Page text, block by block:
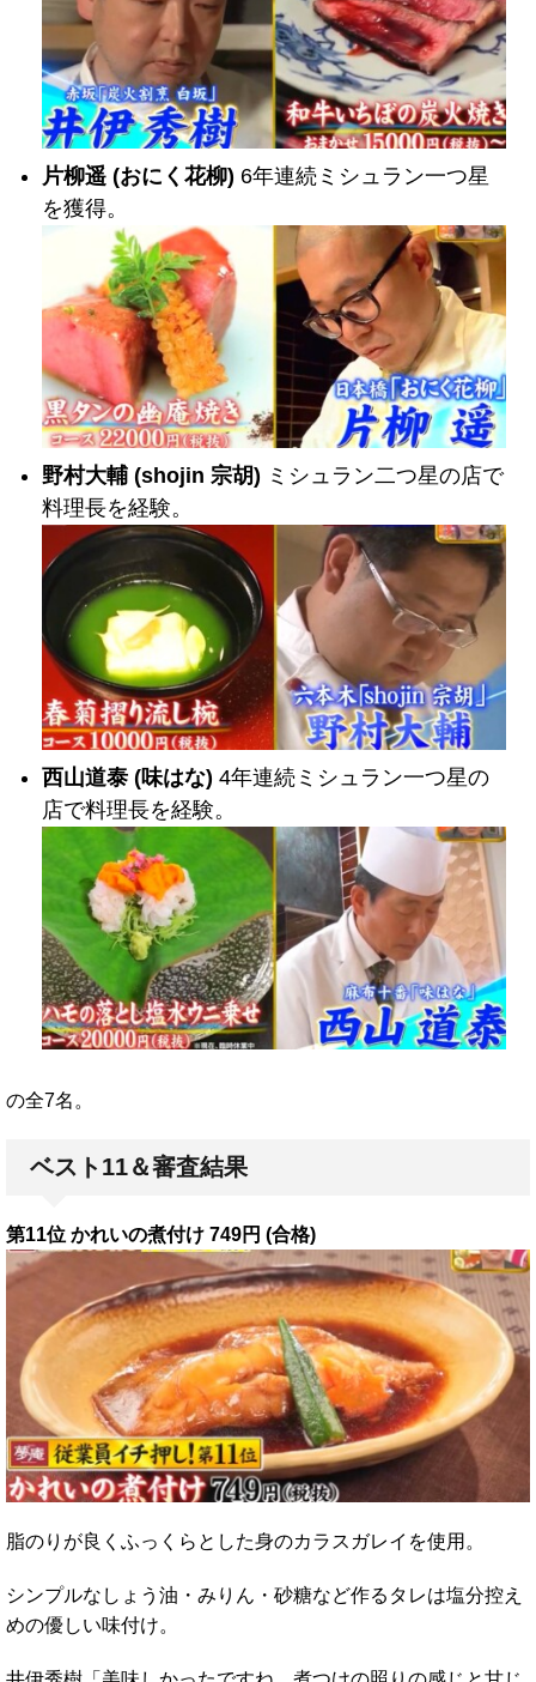
片柳遥 (おにく花柳) 6年連続ミシュラン一つ星
を獲得。
野村大輔 (shojin 宗胡) ミシュラン二つ星の店で
料理長を経験。
西山道泰 (味はな) 4年連続ミシュラン一つ星の
店で料理長を経験。
の全7名。
ベスト11＆審査結果
第11位 かれいの煮付け 749円 (合格)
脂のりが良くふっくらとした身のカラスガレイを使用。
シンプルなしょう油・みりん・砂糖など作るタレは塩分控え
めの優しい味付け。